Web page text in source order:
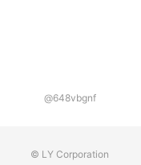
@648vbgnf
© LY Corporation